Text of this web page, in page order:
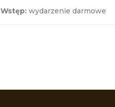
Wstęp: wydarzenie darmowe